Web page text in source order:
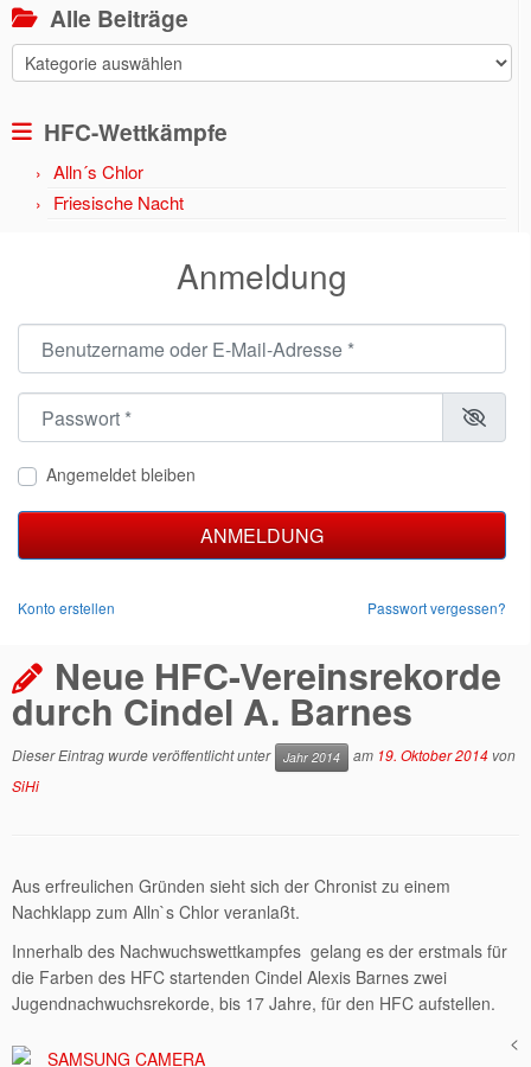
Alle Beiträge
Alle
Beiträge
HFC-Wettkämpfe
Alln´s Chlor
Friesische Nacht
Anmeldung
Angemeldet bleiben
ANMELDUNG
Konto erstellen Passwort vergessen?
Neue HFC-Vereinsrekorde
durch Cindel A. Barnes
Dieser Eintrag wurde veröffentlicht unter Jahr 2014 am 19. Oktober 2014 von
SiHi
Aus erfreulichen Gründen sieht sich der Chronist zu einem
Nachklapp zum Alln`s Chlor veranlaßt.
Innerhalb des Nachwuchswettkampfes gelang es der erstmals für
die Farben des HFC startenden Cindel Alexis Barnes zwei
Jugendnachwuchsrekorde, bis 17 Jahre, für den HFC aufstellen.
<